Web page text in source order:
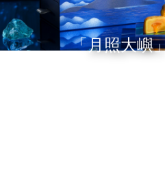
「月照大嶼